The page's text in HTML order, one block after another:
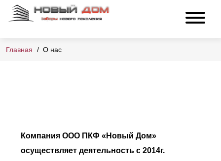
Главная О нас
Компания ООО ПКФ «Новый Дом»
осуществляет деятельность с 2014г.